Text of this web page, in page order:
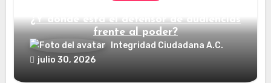
¿Y dónde está el defensor de audiencias
frente al poder?
Integridad Ciudadana A.C.
julio 30, 2026